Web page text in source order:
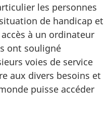
les personnes
de handicap et
à un ordinateur
ont souligné
voies de service
aux divers besoins et
puisse accéder